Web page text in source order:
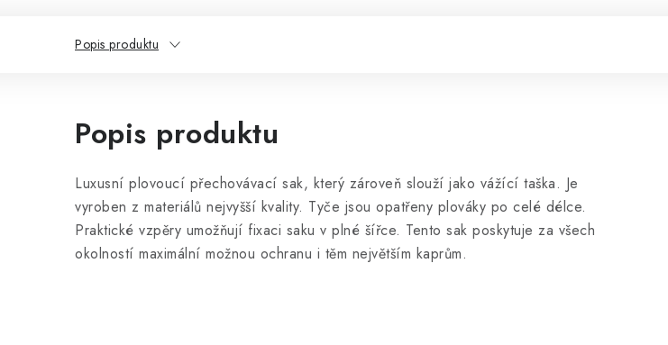
Popis produktu
Popis produktu
Luxusní plovoucí přechovávací sak, který zároveň slouží jako vážící taška. Je
vyroben z materiálů nejvyšší kvality. Tyče jsou opatřeny plováky po celé délce.
Praktické vzpěry umožňují fixaci saku v plné šířce. Tento sak poskytuje za všech
okolností maximální možnou ochranu i těm největším kaprům.